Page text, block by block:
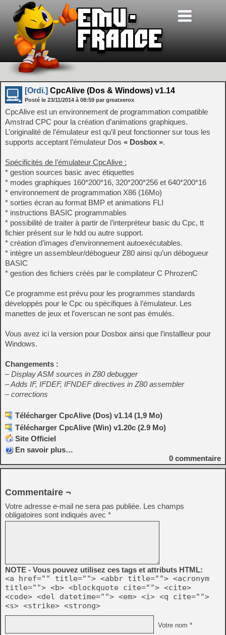
[Ordi.] CpcAlive (Dos & Windows) v1.14
Posté le 23/11/2014 à 08:59 par greatxerox
CpcAlive est un environnement de programmation compatible
Amstrad CPC pour la création d’animations graphiques.
L’originalité de l’émulateur est qu’il peut fonctionner sur tous les
supports acceptant l’émulateur Dos « Dosbox ».
Spécificités de l’émulateur CpcAlive :
* gestion sources basic avec étiquettes
* modes graphiques 160*200*16, 320*200*256 et 640*200*16
* environnement de programmation X86 (16Mo)
* sorties écran au format BMP et animations FLI
* instructions BASIC programmables
* possibilité de traiter à partir de l’interpréteur basic du Cpc, tt
fichier présent sur le hdd ou autre support.
* création d’images d’environnement autoexécutables.
* intègre un assembleur/débogueur Z80 ainsi qu’un débogueur
BASIC
* gestion des fichiers créés par le compilateur C PhrozenC
Ce programme est prévu pour les programmes standards
développés pour le Cpc ou spécifiques à l’émulateur. Les
manettes de jeux et l’overscan ne sont pas émulés.
Vous avez ici la version pour Dosbox ainsi que l’installleur pour
Windows.
Changements :
– Display ASM sources in Z80 debugger
– Adds IF, IFDEF, IFNDEF directives in Z80 assembler
– corrections
Télécharger CpcAlive (Dos) v1.14 (1,9 Mo)
Télécharger CpcAlive (Win) v1.20c (2.9 Mo)
Site Officiel
En savoir plus…
0 commentaire
Commentaire ¬
Votre adresse e-mail ne sera pas publiée. Les champs
obligatoires sont indiqués avec *
NOTE - Vous pouvez utilisez ces tags et attributs HTML:
<a href="" title=""> <abbr title=""> <acronym
title=""> <b> <blockquote cite=""> <cite>
<code> <del datetime=""> <em> <i> <q cite="">
<s> <strike> <strong>
Votre nom *